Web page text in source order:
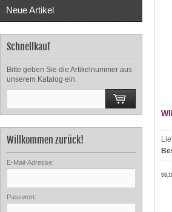
Neue Artikel
Schnellkauf
Bitte geben Sie die Artikelnummer aus
unserem Katalog ein.
Willkommen zurück!
E-Mail-Adresse:
Passwort: